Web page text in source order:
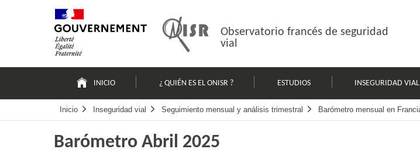
Observatorio francés de seguridad
vial
principale
INICIO ¿ QUIÉN ES EL ONISR ? ESTUDIOS INSEGURIDAD VIAL
Inicio Inseguridad vial Seguimiento mensual y análisis trimestral Barómetro mensual en
Barómetro Abril 2025